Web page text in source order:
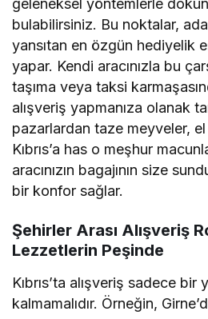
bulabilirsiniz. Bu noktalar,
yansıtan en özgün hediyelik
yapar. Kendi aracınızla bu
taşıma veya taksi
alışveriş yapmanıza olanak
pazarlardan taze meyveler, el
Kıbrıs’a has o meşhur
aracınızın bagajının size
bir konfor sağlar.
Şehirler Arası Alışveriş
Lezzetlerin Peşinde
Kıbrıs’ta alışveriş sadece bir
kalmamalıdır. Örneğin,